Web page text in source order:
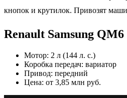
кнопок и крутилок. Привозят
Renault Samsung QM6
Мотор: 2 л (144 л. с.)
Коробка передач: вариатор
Привод: передний
Цена: от 3,85 млн руб.